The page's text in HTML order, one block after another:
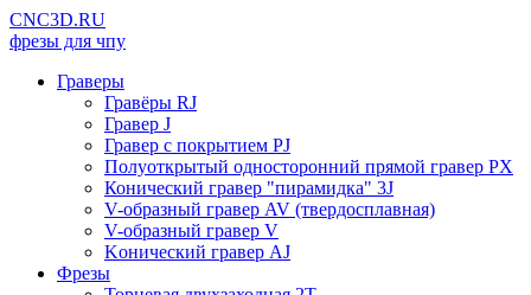
CNC3D.RU
фрезы для чпу
Граверы
Гравёры RJ
Гравер J
Гравер с покрытием PJ
Полуоткрытый односторонний прямой гравер PX
Конический гравер "пирамидка" 3J
V-образный гравер AV (твердосплавная)
V-образный гравер V
Kонический гравер AJ
Фрезы